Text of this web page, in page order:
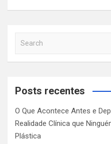
a
c
Posts recentes
O Que Acontece Antes e
Realidade Clínica que
Plástica